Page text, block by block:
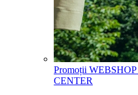
Promoții
CENTER